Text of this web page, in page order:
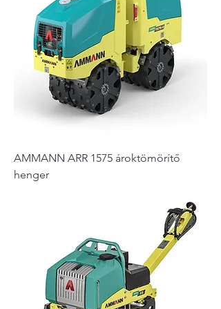
AMMANN ARR 1575 ároktömörítő
henger